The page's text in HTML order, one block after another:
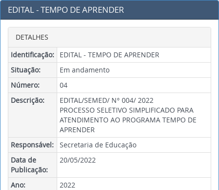
EDITAL - TEMPO DE APRENDER
DETALHES
Identificação:
EDITAL - TEMPO DE APRENDER
Situação:
Em andamento
Número:
04
Descrição:
EDITAL/SEMED/ N° 004/ 2022
PROCESSO SELETIVO SIMPLIFICADO PARA
ATENDIMENTO AO PROGRAMA TEMPO DE
APRENDER
Responsável:
Secretaria de Educação
Data de
Publicação:
20/05/2022
Ano: 2022